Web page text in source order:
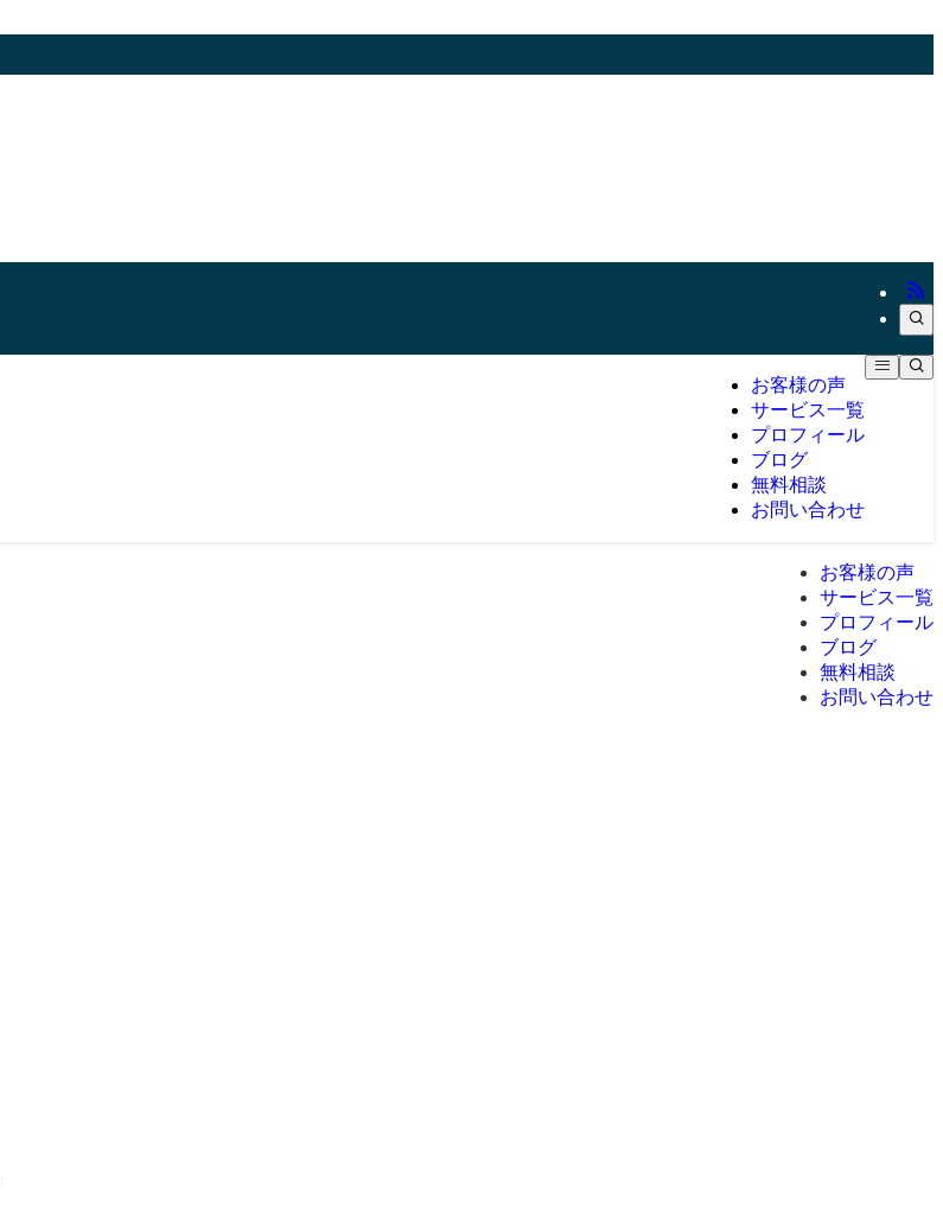
お客様の声
サービス一覧
プロフィール
ブログ
無料相談
お問い合わせ
お客様の声
サービス一覧
プロフィール
ブログ
無料相談
お問い合わせ